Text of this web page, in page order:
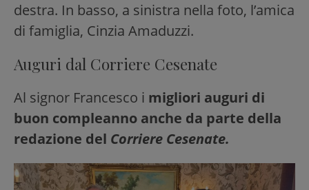
destra. In basso, a sinistra nella foto, l’amica
di famiglia, Cinzia Amaduzzi.
Auguri dal Corriere Cesenate
Al signor Francesco i migliori auguri di
buon compleanno anche da parte della
redazione del Corriere Cesenate.